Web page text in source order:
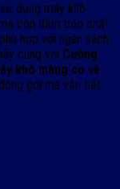
dụng máy khò
còn đảm bảo chất
hợp với ngân sách
cùng với Cường
khò màng co và
gói mà vẫn tiết